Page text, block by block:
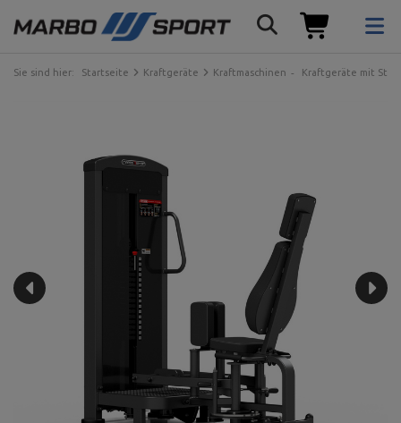
Sie sind hier: Startseite Kraftgeräte Kraftmaschinen Kraftgeräte mit